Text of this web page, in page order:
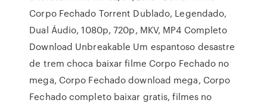
Corpo Fechado Torrent Dublado, Legendado,
Dual Áudio, 1080p, 720p, MKV, MP4 Completo
Download Unbreakable Um espantoso desastre
de trem choca baixar filme Corpo Fechado no
mega, Corpo Fechado download mega, Corpo
Fechado completo baixar gratis, filmes no